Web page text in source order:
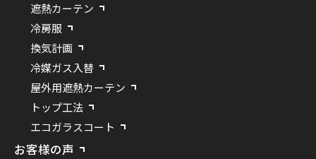
お客様の声
遮熱カーテン
冷房服
換気計画
冷媒ガス入替
屋外用遮熱カーテン
トップ工法
エコガラスコート